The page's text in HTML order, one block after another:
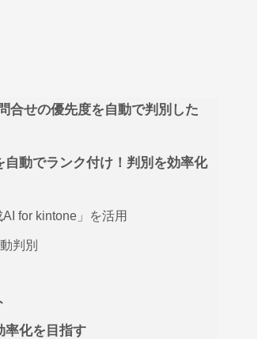
せの優先度を自動で判別した
動でランク付け！判別を効率化
for kintone」を活用
判別
率化を目指す